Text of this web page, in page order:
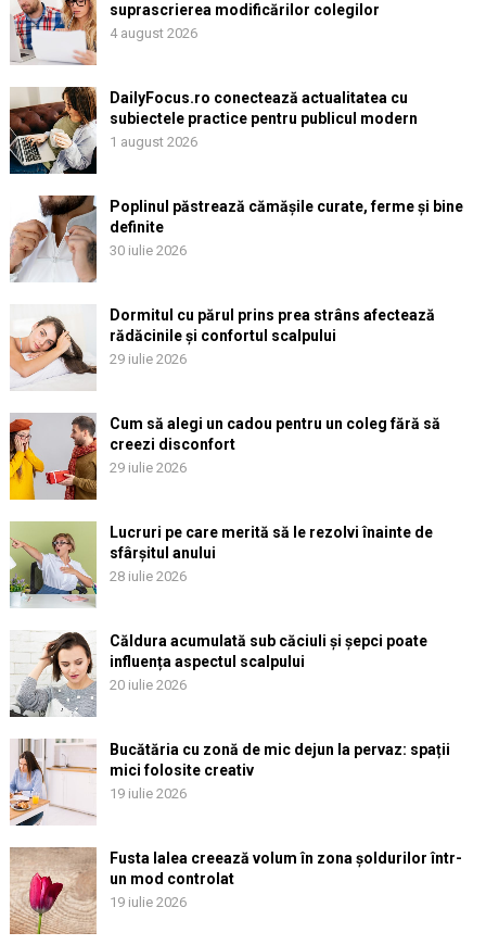
suprascrierea modificărilor colegilor
4 august 2026
DailyFocus.ro conectează actualitatea cu
subiectele practice pentru publicul modern
1 august 2026
Poplinul păstrează cămășile curate, ferme și bine
definite
30 iulie 2026
Dormitul cu părul prins prea strâns afectează
rădăcinile și confortul scalpului
29 iulie 2026
Cum să alegi un cadou pentru un coleg fără să
creezi disconfort
29 iulie 2026
Lucruri pe care merită să le rezolvi înainte de
sfârșitul anului
28 iulie 2026
Căldura acumulată sub căciuli și șepci poate
influența aspectul scalpului
20 iulie 2026
Bucătăria cu zonă de mic dejun la pervaz: spații
mici folosite creativ
19 iulie 2026
Fusta lalea creează volum în zona șoldurilor într-
un mod controlat
19 iulie 2026